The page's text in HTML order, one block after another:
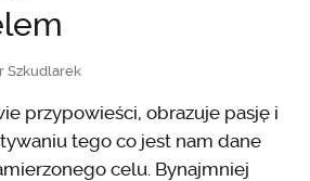
Szkudlarek
przypowieści, obrazuje pasję i
tego co jest nam dane
celu. Bynajmniej